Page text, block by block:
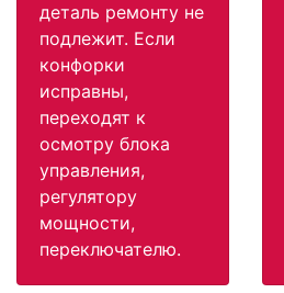
деталь ремонту не
подлежит. Если
конфорки
исправны,
переходят к
осмотру блока
управления,
регулятору
мощности,
переключателю.